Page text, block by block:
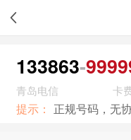
133863
青岛电信 卡
提示： 正规号码，无